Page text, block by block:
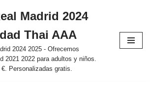
Madrid 2024
Thai AAA
2024 2025 - Ofrecemos
2021 2022 para adultos y niños.
Personalizadas gratis.